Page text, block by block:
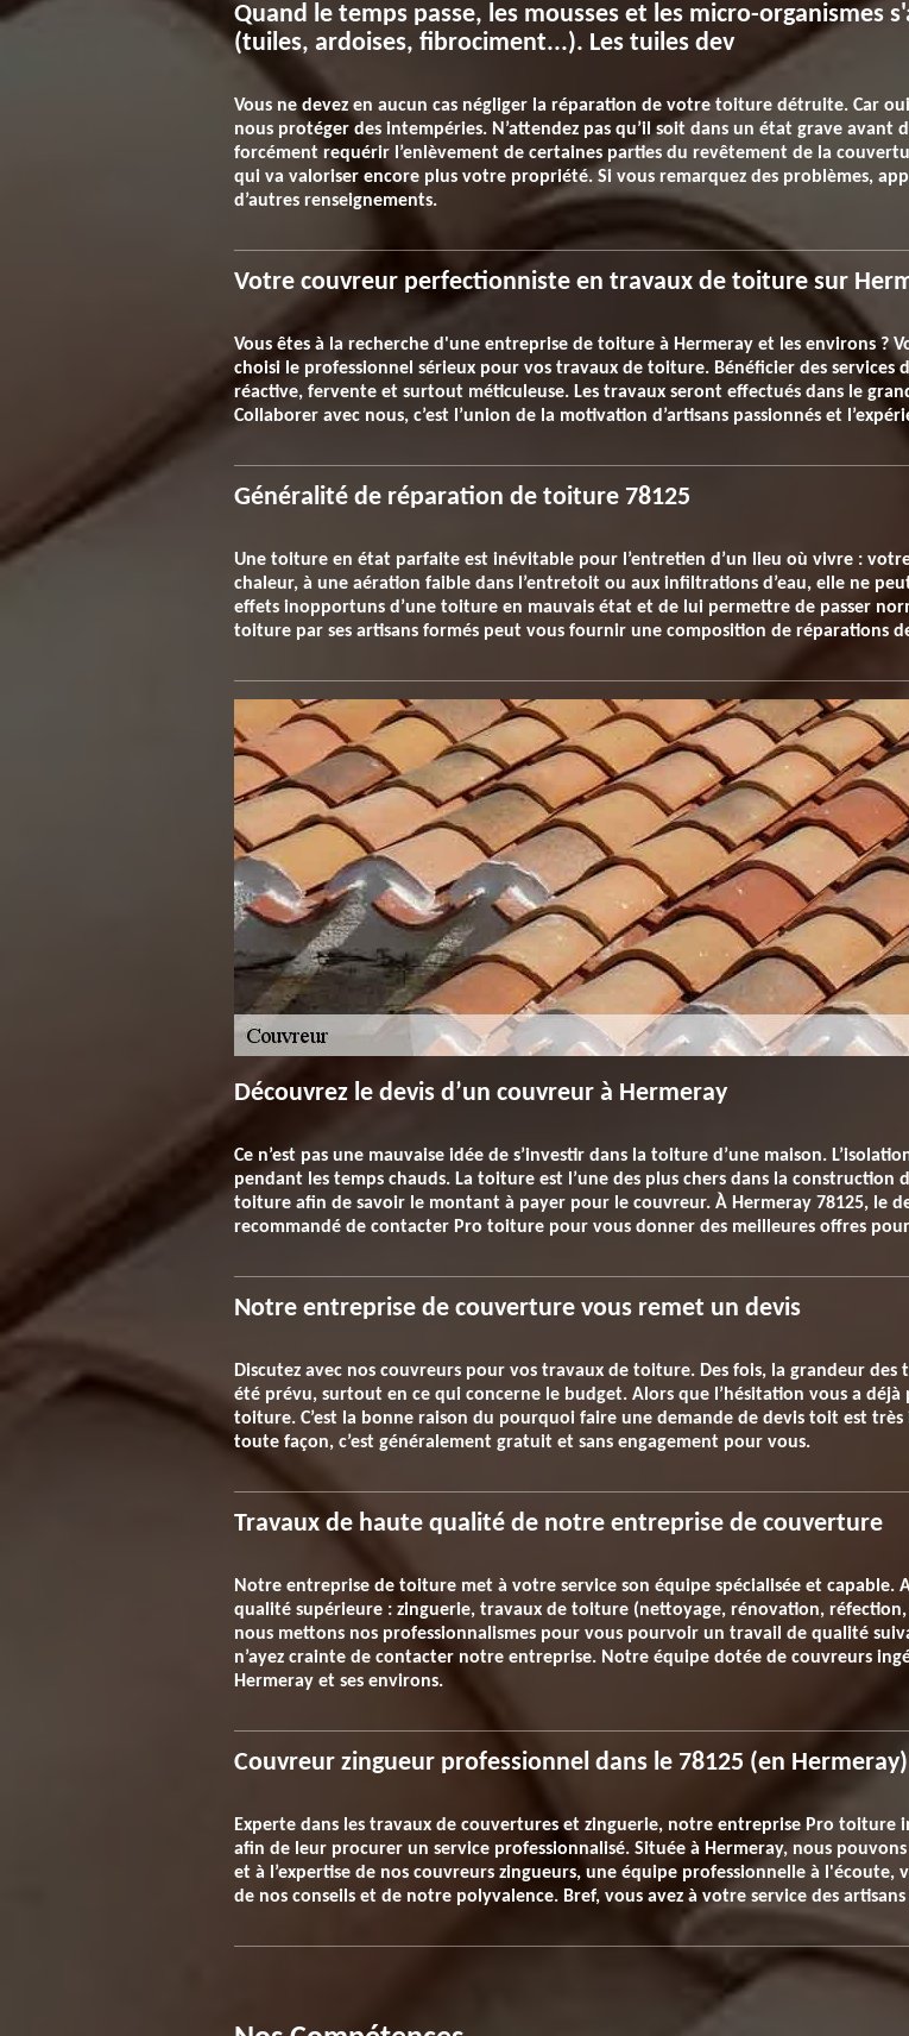
Quand le temps passe, les mousses et les micro-organismes
(tuiles, ardoises, fibrociment...). Les tuiles dev
Vous ne devez en aucun cas négliger la réparation de votre toiture détruite. Car
nous protéger des intempéries. N’attendez pas qu’il soit dans un état grave
forcément requérir l’enlèvement de certaines parties du revêtement de la
qui va valoriser encore plus votre propriété. Si vous remarquez des problèmes,
d’autres renseignements.
Votre couvreur perfectionniste en travaux de toiture sur
Vous êtes à la recherche d'une entreprise de toiture à Hermeray et les environs ?
choisi le professionnel sérieux pour vos travaux de toiture. Bénéficier des services
réactive, fervente et surtout méticuleuse. Les travaux seront effectués dans le
Collaborer avec nous, c’est l’union de la motivation d’artisans passionnés et
Généralité de réparation de toiture 78125
Une toiture en état parfaite est inévitable pour l’entretien d’un lieu où vivre :
chaleur, à une aération faible dans l’entretoit ou aux infiltrations d’eau, elle ne
effets inopportuns d’une toiture en mauvais état et de lui permettre de passer
toiture par ses artisans formés peut vous fournir une composition de réparations
Découvrez le devis d’un couvreur à Hermeray
Ce n’est pas une mauvaise idée de s’investir dans la toiture d’une maison.
pendant les temps chauds. La toiture est l’une des plus chers dans la construction
toiture afin de savoir le montant à payer pour le couvreur. À Hermeray 78125, le
recommandé de contacter Pro toiture pour vous donner des meilleures offres
Notre entreprise de couverture vous remet un devis
Discutez avec nos couvreurs pour vos travaux de toiture. Des fois, la grandeur
été prévu, surtout en ce qui concerne le budget. Alors que l’hésitation vous a
toiture. C’est la bonne raison du pourquoi faire une demande de devis toit est
toute façon, c’est généralement gratuit et sans engagement pour vous.
Travaux de haute qualité de notre entreprise de couverture
Notre entreprise de toiture met à votre service son équipe spécialisée et capable.
qualité supérieure : zinguerie, travaux de toiture (nettoyage, rénovation,
nous mettons nos professionnalismes pour vous pourvoir un travail de qualité
n’ayez crainte de contacter notre entreprise. Notre équipe dotée de couvreurs
Hermeray et ses environs.
Couvreur zingueur professionnel dans le 78125 (en Hermeray)
Experte dans les travaux de couvertures et zinguerie, notre entreprise Pro toiture
afin de leur procurer un service professionnalisé. Située à Hermeray, nous
et à l’expertise de nos couvreurs zingueurs, une équipe professionnelle à
de nos conseils et de notre polyvalence. Bref, vous avez à votre service des